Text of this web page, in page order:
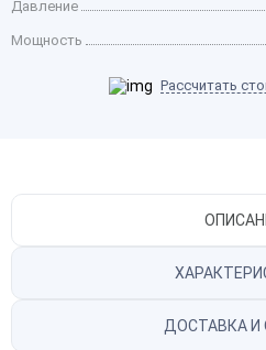
Давление
Мощность
Рассчитать
ДОСТАВКА И